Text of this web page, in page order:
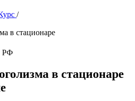
/
в стационаре
РФ
в стационаре